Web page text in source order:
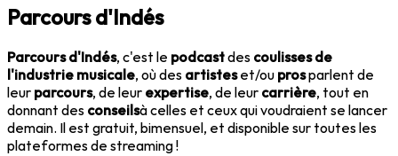
Parcours d'Indés
Parcours d'Indés, c'est le podcastdes coulisses de
l'industrie musicale, où des artisteset/ou prosparlent de
leur parcours, de leur expertise, de leur carrière, tout en
donnant des conseilsà celles et ceux qui voudraient se lancer
demain. Il est gratuit, bimensuel, et disponible sur toutes les
plateformes de streaming !